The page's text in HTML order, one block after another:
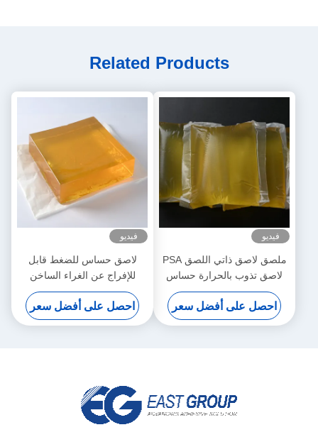
Related Products
فيديو
ملصق لاصق ذاتي اللصق PSA
لاصق تذوب بالحرارة حساس
بالضغط الساخن
احصل على أفضل سعر
فيديو
لاصق حساس للضغط قابل
للإفراج عن الغراء الساخن
المقاوم للماء لورق تزيين الجدار
ثلاثي الأبعاد
احصل على أفضل سعر